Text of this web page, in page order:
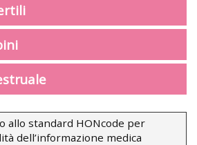
allo standard HONcode per
dell’informazione medica